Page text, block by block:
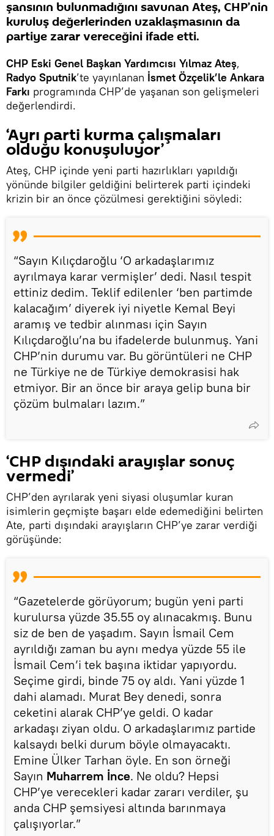
şansının bulunmadığını savunan Ateş, CHP’nin
kuruluş değerlerinden uzaklaşmasının da
partiye zarar vereceğini ifade etti.
CHP Eski Genel Başkan Yardımcısı Yılmaz Ateş,
Radyo Sputnik’te yayınlanan İsmet Özçelik’le Ankara
Farkı programında CHP’de yaşanan son gelişmeleri
değerlendirdi.
‘Ayrı parti kurma çalışmaları
olduğu konuşuluyor’
Ateş, CHP içinde yeni parti hazırlıkları yapıldığı
yönünde bilgiler geldiğini belirterek parti içindeki
krizin bir an önce çözülmesi gerektiğini söyledi:
“Sayın Kılıçdaroğlu ‘O arkadaşlarımız
ayrılmaya karar vermişler’ dedi. Nasıl tespit
ettiniz dedim. Teklif edilenler ‘ben partimde
kalacağım’ diyerek iyi niyetle Kemal Beyi
aramış ve tedbir alınması için Sayın
Kılıçdaroğlu’na bu ifadelerde bulunmuş. Yani
CHP’nin durumu var. Bu görüntüleri ne CHP
ne Türkiye ne de Türkiye demokrasisi hak
etmiyor. Bir an önce bir araya gelip buna bir
çözüm bulmaları lazım.”
‘CHP dışındaki arayışlar sonuç
vermedi’
CHP’den ayrılarak yeni siyasi oluşumlar kuran
isimlerin geçmişte başarı elde edemediğini belirten
Ate, parti dışındaki arayışların CHP’ye zarar verdiği
görüşünde:
“Gazetelerde görüyorum; bugün yeni parti
kurulursa yüzde 35.55 oy alınacakmış. Bunu
siz de ben de yaşadım. Sayın İsmail Cem
ayrıldığı zaman bu aynı medya yüzde 55 ile
İsmail Cem’i tek başına iktidar yapıyordu.
Seçime girdi, binde 75 oy aldı. Yani yüzde 1
dahi alamadı. Murat Bey denedi, sonra
ceketini alarak CHP’ye geldi. O kadar
arkadaşı ziyan oldu. O arkadaşlarımız partide
kalsaydı belki durum böyle olmayacaktı.
Emine Ülker Tarhan öyle. En son örneği
Sayın Muharrem İnce. Ne oldu? Hepsi
CHP’ye verecekleri kadar zararı verdiler, şu
anda CHP şemsiyesi altında barınmaya
çalışıyorlar.”